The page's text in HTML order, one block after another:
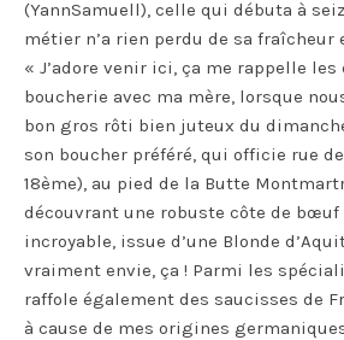
(YannSamuell), celle qui débuta à
métier n’a rien perdu de sa fraîcheur
« J’adore venir ici, ça me rappelle les
boucherie avec ma mère, lorsque
bon gros rôti bien juteux du
son boucher préféré, qui officie rue
18ème), au pied de la Butte
découvrant une robuste côte de
incroyable, issue d’une Blonde
vraiment envie, ça ! Parmi les
raffole également des saucisses de
à cause de mes origines